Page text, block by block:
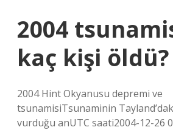
2004
kaç kişi öldü?
2004 Hint Okyanusu depremi ve
tsunamisiTsunaminin
vurduğu anUTC saati2004-12-26